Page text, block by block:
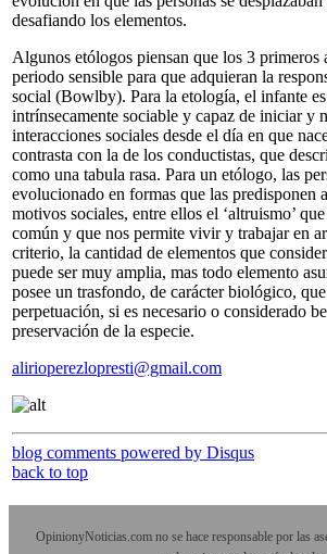
desafiando los elementos.
Algunos etólogos piensan que los 3 primeros
periodo sensible para que adquieran la
social (Bowlby). Para la etología, el infante
intrínsecamente sociable y capaz de iniciar y
interacciones sociales desde el día en que
contrasta con la de los conductistas, que
como una tabula rasa. Para un etólogo, las
evolucionado en formas que las predisponen
motivos sociales, entre ellos el ‘altruismo’
común y que nos permite vivir y trabajar en
criterio, la cantidad de elementos que
puede ser muy amplia, mas todo elemento
posee un trasfondo, de carácter biológico,
perpetuación, si es necesario o considerado
preservación de la especie.
alirioperezlopresti@gmail.com
blog comments powered by Disqus
back to top
OpinionyNoticias.com no se hace responsable por las